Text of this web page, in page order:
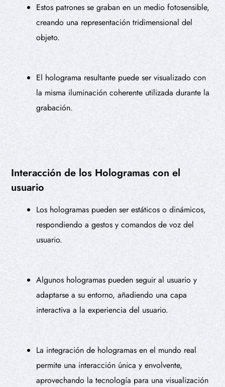
Estos patrones se graban en un medio fotosensible,
creando una representación tridimensional del
objeto.
El holograma resultante puede ser visualizado con
la misma iluminación coherente utilizada durante la
grabación.
Interacción de los Hologramas con el
usuario
Los hologramas pueden ser estáticos o dinámicos,
respondiendo a gestos y comandos de voz del
usuario.
Algunos hologramas pueden seguir al usuario y
adaptarse a su entorno, añadiendo una capa
interactiva a la experiencia del usuario.
La integración de hologramas en el mundo real
permite una interacción única y envolvente,
aprovechando la tecnología para una visualización